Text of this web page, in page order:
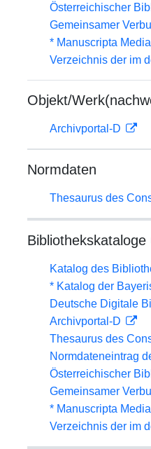
Österreichischer
Gemeinsamer
* Manuscripta
Verzeichnis der im
Objekt/
Archivportal-D
Normdaten
Thesaurus des
Katalog des
* Katalog der
Deutsche Digitale
Archivportal-D
Thesaurus des
Normdateneintrag
Österreichischer
Gemeinsamer
* Manuscripta
Verzeichnis der im